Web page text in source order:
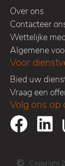
Over ons
Contacteer
Wettelijke
Algemene
Voor
Bied uw
Vraag een
Volg ons op
Copyright